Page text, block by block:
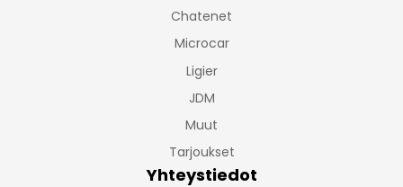
Chatenet
Microcar
Ligier
JDM
Muut
Tarjoukset
Yhteystiedot